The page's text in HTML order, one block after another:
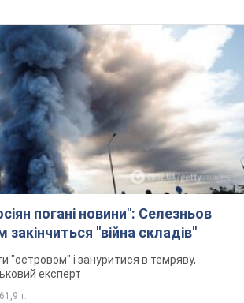
погані новини": Селезньов
закінчиться "війна складів"
"островом" і зануритися в темряву,
експерт
61,9 т.